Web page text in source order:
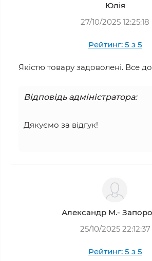
Юлія
27/10/2025 12:25:18
Рейтинг: 5 з 5
Якістю товару задоволені. Все
Відповідь адміністратора:
Дякуємо за відгук!
Александр М.-
25/10/2025 22:12:37
Рейтинг: 5 з 5